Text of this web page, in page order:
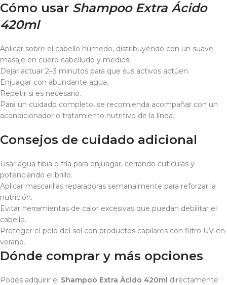
Cómo usar Shampoo Extra Ácido
420ml
Aplicar sobre el cabello húmedo, distribuyendo con un suave
masaje en cuero cabelludo y medios.
Dejar actuar 2–3 minutos para que sus activos actúen.
Enjuagar con abundante agua.
Repetir si es necesario.
Para un cuidado completo, se recomienda acompañar con un
acondicionador o tratamiento nutritivo de la línea.
Consejos de cuidado adicional
Usar agua tibia o fría para enjuagar, cerrando cutículas y
potenciando el brillo.
Aplicar mascarillas reparadoras semanalmente para reforzar la
nutrición.
Evitar herramientas de calor excesivas que puedan debilitar el
cabello.
Proteger el pelo del sol con productos capilares con filtro UV en
verano.
Dónde comprar y más opciones
Podés adquirir el Shampoo Extra Ácido 420ml directamente